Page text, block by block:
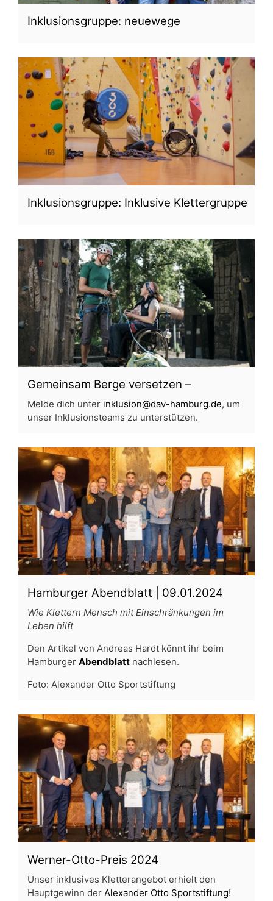
Inklusionsgruppe: neuewege
Inklusionsgruppe: Inklusive Klettergruppe
Gemeinsam Berge versetzen –
Melde dich unter inklusion@dav-hamburg.de, um
unser Inklusionsteams zu unterstützen.
Hamburger Abendblatt | 09.01.2024
Wie Klettern Mensch mit Einschränkungen im
Leben hilft
Den Artikel von Andreas Hardt könnt ihr beim
Hamburger Abendblatt nachlesen.
Foto: Alexander Otto Sportstiftung
Werner-Otto-Preis 2024
Unser inklusives Kletterangebot erhielt den
Hauptgewinn der Alexander Otto Sportstiftung!